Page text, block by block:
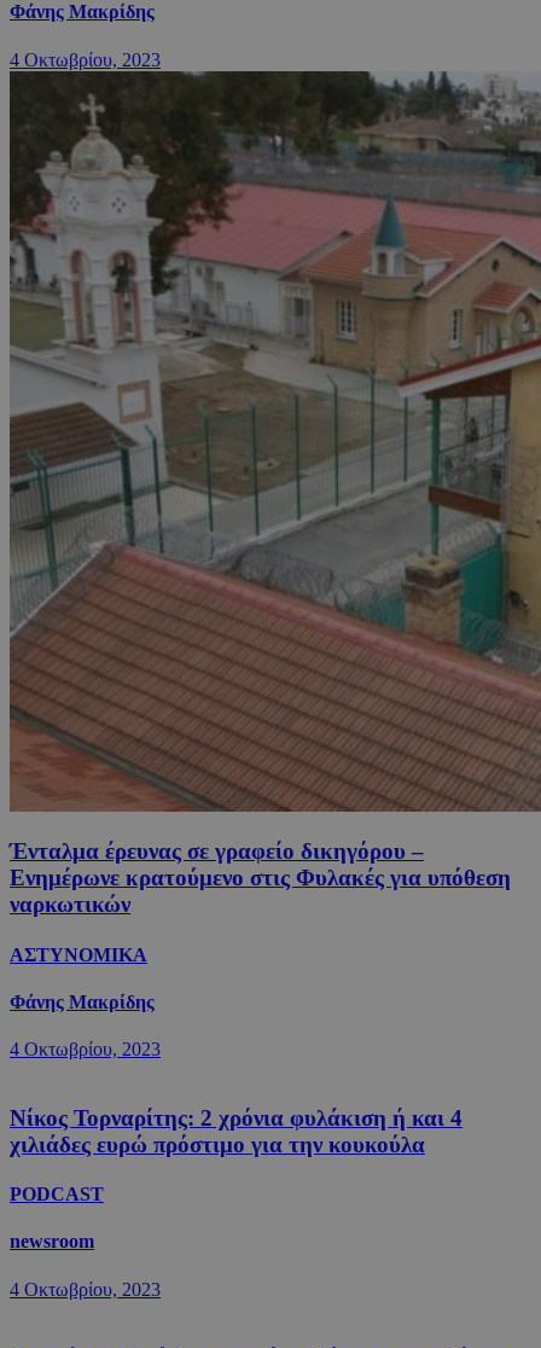
Φάνης Μακρίδης
4 Οκτωβρίου, 2023
Ένταλμα έρευνας σε γραφείο δικηγόρου –
Ενημέρωνε κρατούμενο στις Φυλακές για υπόθεση
ναρκωτικών
ΑΣΤΥΝΟΜΙΚΑ
Φάνης Μακρίδης
4 Οκτωβρίου, 2023
Νίκος Τορναρίτης: 2 χρόνια φυλάκιση ή και 4
χιλιάδες ευρώ πρόστιμο για την κουκούλα
PODCAST
newsroom
4 Οκτωβρίου, 2023